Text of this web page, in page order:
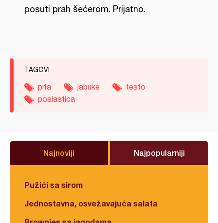
posuti prah šećerom. Prijatno.
TAGOVI
pita jabuke
testo
poslastica
Najnoviji Najpopularniji
Pužići sa sirom
Jednostavna, osvežavajuća salata